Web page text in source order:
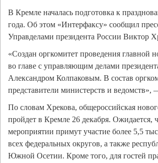
В Кремле началась подготовка к
года. Об этом «Интерфаксу» сообщил
Управделами президента России Виктор
«Создан оргкомитет проведения главной
во главе с управляющим делами
Александром Колпаковым. В состав
представители министерств и ведомств»,
По словам Хрекова, общероссийская
пройдет в Кремле 26 декабря. Ожидается,
мероприятии примут участие более 5,5
всех федеральных округов, а также
Южной Осетии. Кроме того, для гостей